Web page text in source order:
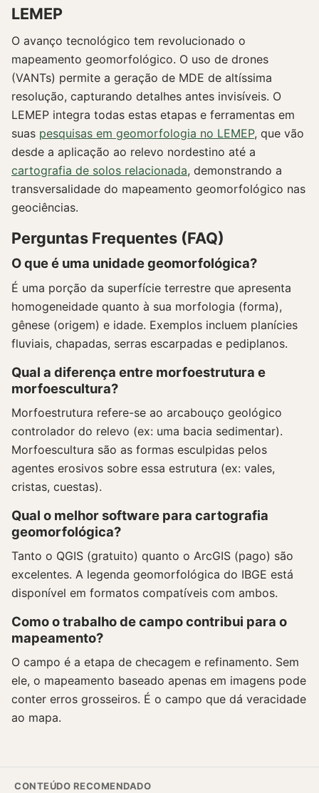
LEMEP
O avanço tecnológico tem revolucionado o
mapeamento geomorfológico. O uso de drones
(VANTs) permite a geração de MDE de altíssima
resolução, capturando detalhes antes invisíveis. O
LEMEP integra todas estas etapas e ferramentas em
suas pesquisas em geomorfologia no LEMEP, que vão
desde a aplicação ao relevo nordestino até a
cartografia de solos relacionada, demonstrando a
transversalidade do mapeamento geomorfológico nas
geociências.
Perguntas Frequentes (FAQ)
O que é uma unidade geomorfológica?
É uma porção da superfície terrestre que apresenta
homogeneidade quanto à sua morfologia (forma),
gênese (origem) e idade. Exemplos incluem planícies
fluviais, chapadas, serras escarpadas e pediplanos.
Qual a diferença entre morfoestrutura e
morfoescultura?
Morfoestrutura refere-se ao arcabouço geológico
controlador do relevo (ex: uma bacia sedimentar).
Morfoescultura são as formas esculpidas pelos
agentes erosivos sobre essa estrutura (ex: vales,
cristas, cuestas).
Qual o melhor software para cartografia
geomorfológica?
Tanto o QGIS (gratuito) quanto o ArcGIS (pago) são
excelentes. A legenda geomorfológica do IBGE está
disponível em formatos compatíveis com ambos.
Como o trabalho de campo contribui para o
mapeamento?
O campo é a etapa de checagem e refinamento. Sem
ele, o mapeamento baseado apenas em imagens pode
conter erros grosseiros. É o campo que dá veracidade
ao mapa.
CONTEÚDO RECOMENDADO